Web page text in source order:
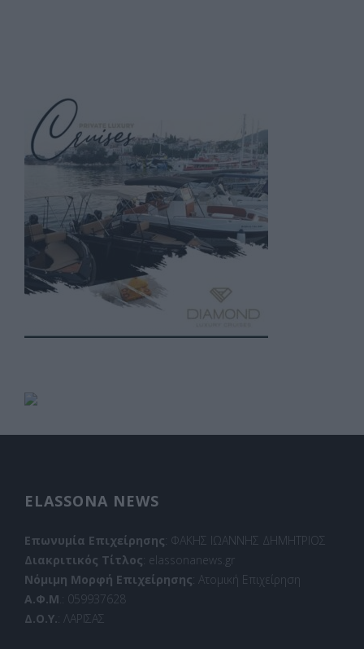
ELASSONA NEWS
Επωνυμία Επιχείρησης: ΦΑΚΗΣ ΙΩΑΝΝΗΣ ΔΗΜΗΤΡΙΟΣ
Διακριτικός Τίτλος: elassonanews.gr
Νόμιμη Μορφή Επιχείρησης: Ατομική Επιχείρηση
Α.Φ.Μ .: 059937628
Δ.Ο.Υ.: ΛΑΡΙΣΑΣ